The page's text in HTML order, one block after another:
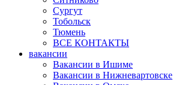
Сургут
Тобольск
Тюмень
ВСЕ КОНТАКТЫ
вакансии
Вакансии в Ишиме
Вакансии в Нижневартовске